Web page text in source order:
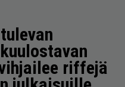
riffejä